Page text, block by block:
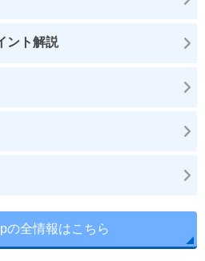
ント解説
の全情報はこちら